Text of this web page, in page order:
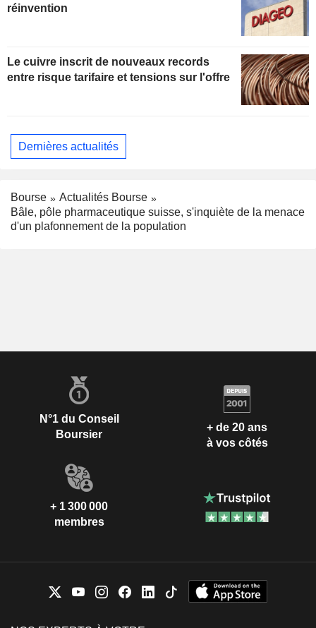
réinvention
Le cuivre inscrit de nouveaux records
entre risque tarifaire et tensions sur l'offre
Dernières actualités
Bourse
Actualités Bourse
Bâle, pôle pharmaceutique suisse, s'inquiète de la menace
d'un plafonnement de la population
N°1 du Conseil
Boursier
+ de 20 ans
à vos côtés
+ 1 300 000
membres